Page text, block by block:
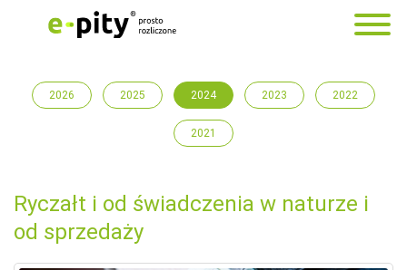
2026 2025 2024 2023 2022
2021
Ryczałt i od świadczenia w naturze i
od sprzedaży